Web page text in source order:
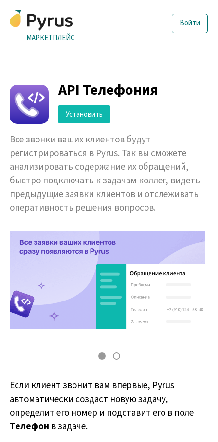
МАРКЕТПЛЕЙС
Войти
API Телефония
Установить
Все звонки ваших клиентов будут
регистрироваться в Pyrus. Так вы сможете
анализировать содержание их обращений,
быстро подключать к задачам коллег, видеть
предыдущие заявки клиентов и отслеживать
оперативность решения вопросов.
Если клиент звонит вам впервые, Pyrus
автоматически создаст новую задачу,
определит его номер и подставит его в поле
Телефон в задаче.